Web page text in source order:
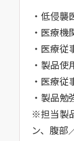
・低侵
・医療
・医療
・製品使
・医療
・製品
※担当製
ン、腹部